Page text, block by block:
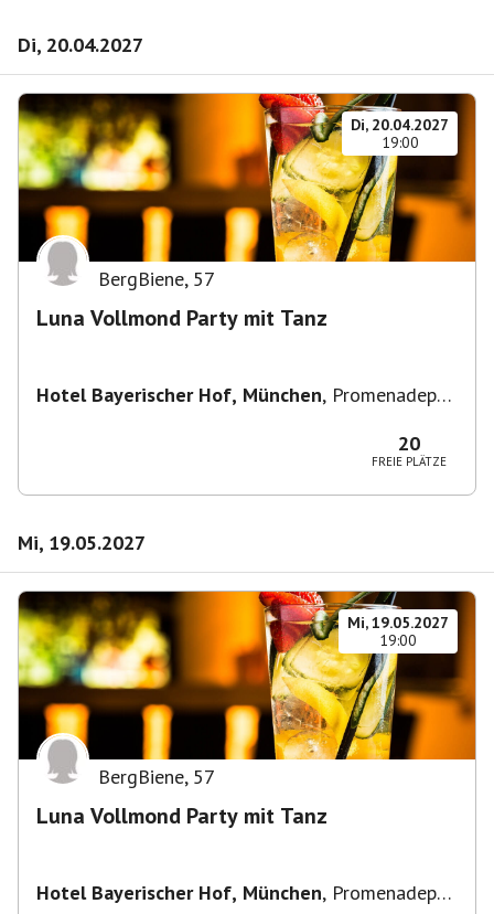
Di, 20.04.2027
Di, 20.04.2027
19:00
BergBiene, 57
Luna Vollmond Party mit Tanz
Hotel Bayerischer Hof, München, Promenadepl.
20
FREIE PLÄTZE
Mi, 19.05.2027
Mi, 19.05.2027
19:00
BergBiene, 57
Luna Vollmond Party mit Tanz
Hotel Bayerischer Hof, München, Promenadepl.